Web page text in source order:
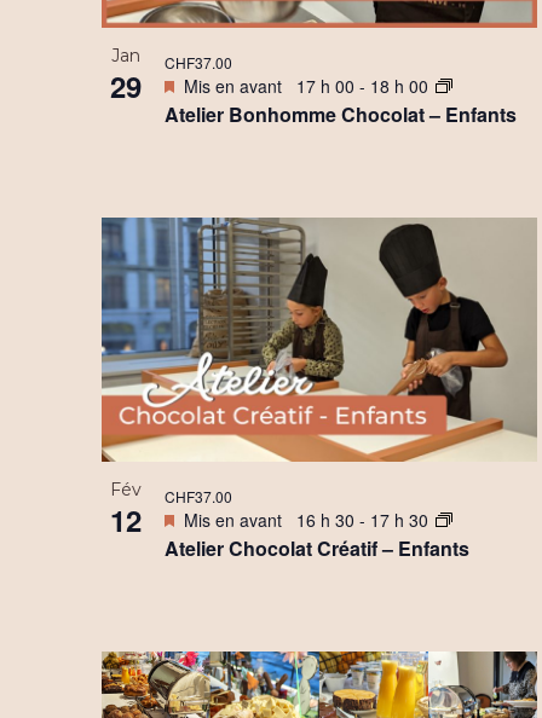
Jan
29
Atelier Bonhomme Chocolat – Enfants
Mis en avant 17 h 00 - 18 h 00
CHF37.00
Fév
12
Atelier Chocolat Créatif – Enfants
Mis en avant 16 h 30 - 17 h 30
CHF37.00